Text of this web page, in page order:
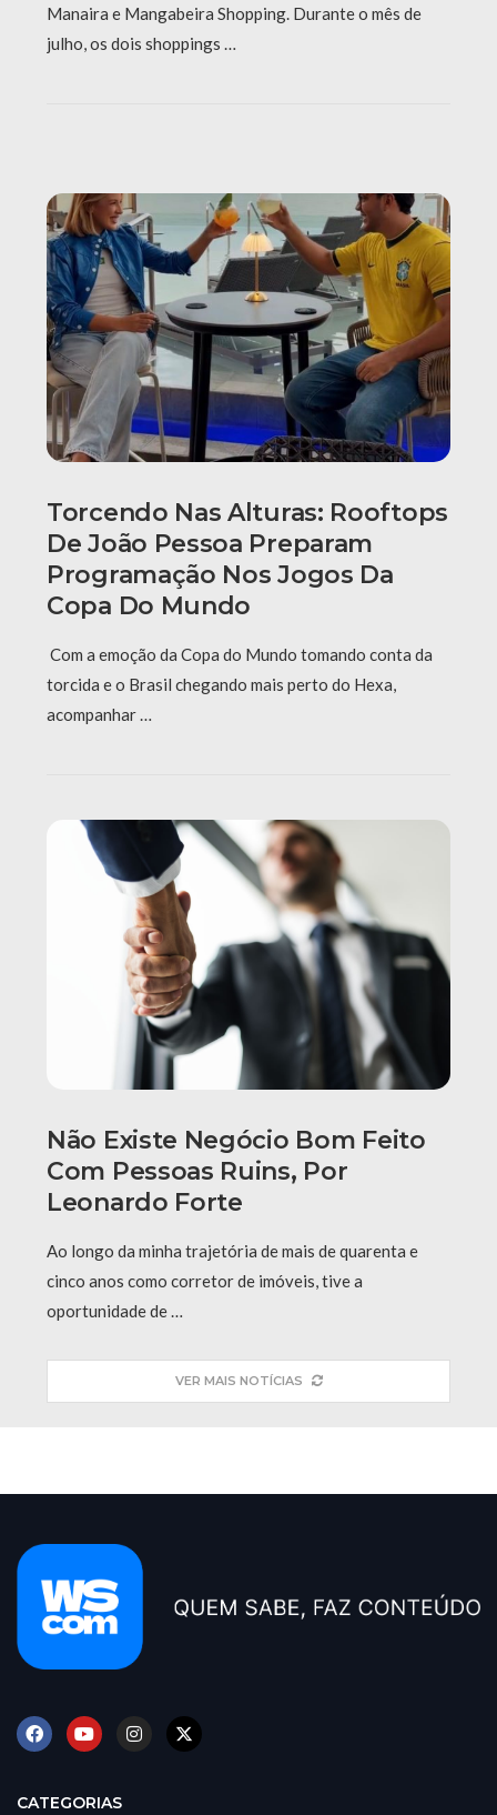
Manaira e Mangabeira Shopping. Durante o mês de
julho, os dois shoppings …
Torcendo Nas Alturas: Rooftops
De João Pessoa Preparam
Programação Nos Jogos Da
Copa Do Mundo
Com a emoção da Copa do Mundo tomando conta da
torcida e o Brasil chegando mais perto do Hexa,
acompanhar …
Não Existe Negócio Bom Feito
Com Pessoas Ruins, Por
Leonardo Forte
Ao longo da minha trajetória de mais de quarenta e
cinco anos como corretor de imóveis, tive a
oportunidade de …
VER MAIS NOTÍCIAS
CATEGORIAS